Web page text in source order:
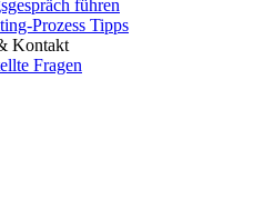
führen
Prozess Tipps
Kontakt
Fragen